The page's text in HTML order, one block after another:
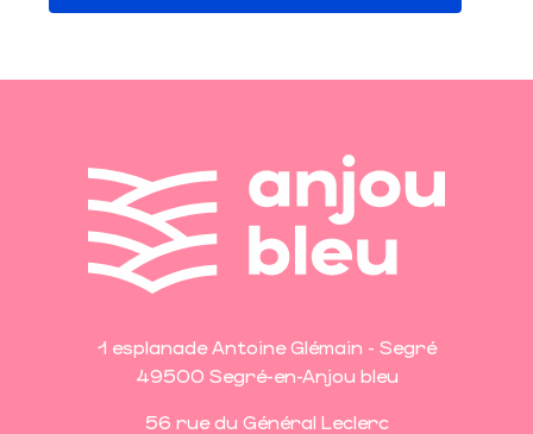
1 esplanade Antoine Glémain - Segré
49500 Segré-en-Anjou bleu
56 rue du Général Leclerc